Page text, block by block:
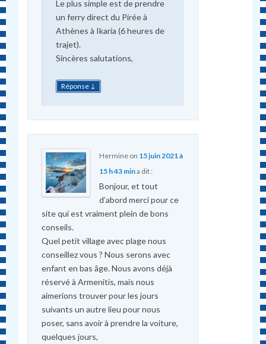
Le plus simple est de prendre
un ferry direct du Pirée à
Athènes à Ikaria (6 heures de
trajet).
Sincères salutations,
Réponse ↓
Hermineon 15 juin 2021 à
15 h 43 mina dit :
Bonjour, et tout
d’abord merci pour ce
site qui est vraiment plein de bons
conseils.
Quel petit village avec plage nous
conseillez vous ? Nous serons avec
enfant en bas âge. Nous avons déjà
réservé à Armenitis, mais nous
aimerions trouver pour les jours
suivants un autre lieu pour nous
poser, sans avoir à prendre la voiture,
quelques jours,